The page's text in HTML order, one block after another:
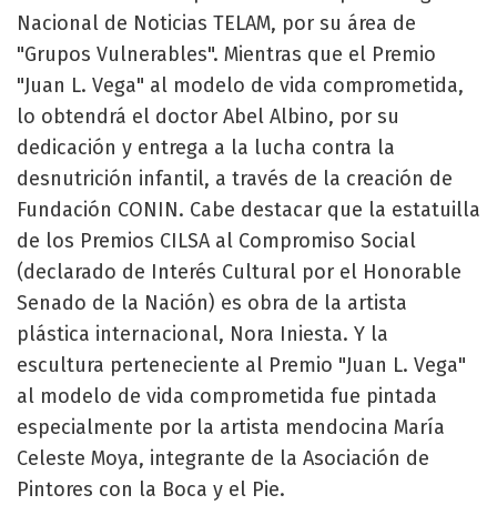
Nacional de Noticias TELAM, por su área de
"Grupos Vulnerables". Mientras que el Premio
"Juan L. Vega" al modelo de vida comprometida,
lo obtendrá el doctor Abel Albino, por su
dedicación y entrega a la lucha contra la
desnutrición infantil, a través de la creación de
Fundación CONIN. Cabe destacar que la estatuilla
de los Premios CILSA al Compromiso Social
(declarado de Interés Cultural por el Honorable
Senado de la Nación) es obra de la artista
plástica internacional, Nora Iniesta. Y la
escultura perteneciente al Premio "Juan L. Vega"
al modelo de vida comprometida fue pintada
especialmente por la artista mendocina María
Celeste Moya, integrante de la Asociación de
Pintores con la Boca y el Pie.